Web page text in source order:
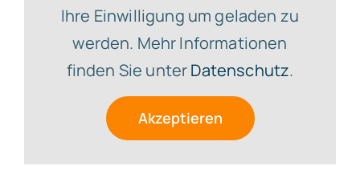
Ihre Einwilligung um geladen zu
werden. Mehr Informationen
finden Sie unterDatenschutz.
Akzeptieren